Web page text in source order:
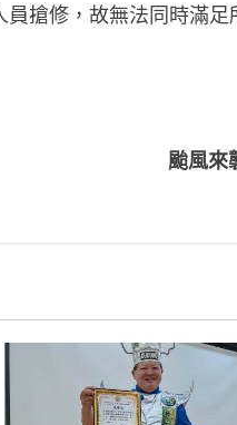
搶修，故無法同時滿
颱風來